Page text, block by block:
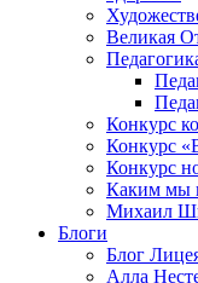
Великая
Конкурс
Конкурс
Конкурс
Каким мы
Михаил
Блоги
Блог
Алла